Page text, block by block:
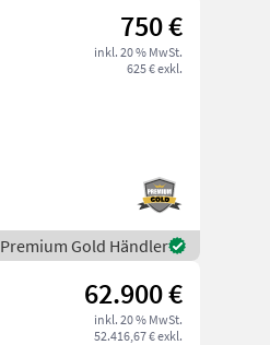
750 €
inkl. 20 % MwSt.
625 € exkl.
Premium Gold Händler
62.900 €
inkl. 20 % MwSt.
52.416,67 € exkl.